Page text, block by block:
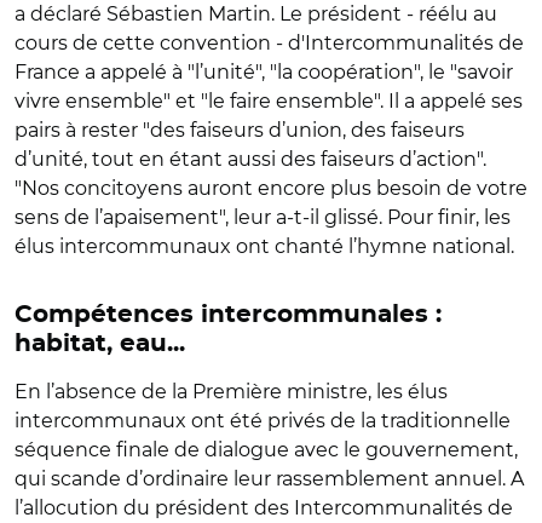
a déclaré Sébastien Martin. Le président - réélu au
cours de cette convention - d'Intercommunalités de
France a appelé à "l’unité", "la coopération", le "savoir
vivre ensemble" et "le faire ensemble". Il a appelé ses
pairs à rester "des faiseurs d’union, des faiseurs
d’unité, tout en étant aussi des faiseurs d’action".
"Nos concitoyens auront encore plus besoin de votre
sens de l’apaisement", leur a-t-il glissé. Pour finir, les
élus intercommunaux ont chanté l’hymne national.
Compétences intercommunales :
habitat, eau...
En l’absence de la Première ministre, les élus
intercommunaux ont été privés de la traditionnelle
séquence finale de dialogue avec le gouvernement,
qui scande d’ordinaire leur rassemblement annuel. A
l’allocution du président des Intercommunalités de